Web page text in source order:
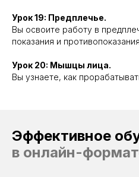
Урок 19: Предплечье.
Вы освоите работу в
показания и
Урок 20: Мышцы лица.
Вы узнаете, как
Эффективное
в онлайн-